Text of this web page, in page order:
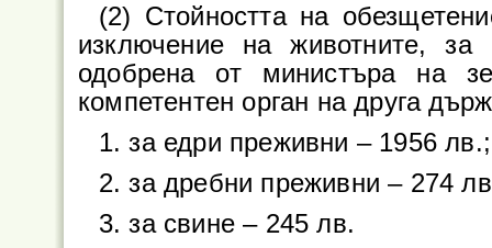
(2) Стойността на
изключение на животните, за
одобрена от министъра на
компетентен орган на друга
1. за едри преживни – 1956 лв.;
2. за дребни преживни – 274
3. за свине – 245 лв.